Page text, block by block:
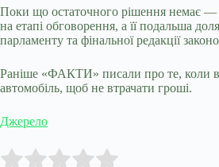
Поки що остаточного рішення немає —
на етапі обговорення, а її подальша
парламенту та фінальної редакції
Раніше «ФАКТИ» писали про те, коли
автомобіль, щоб не втрачати гроші.
Джерело
Rate this item: